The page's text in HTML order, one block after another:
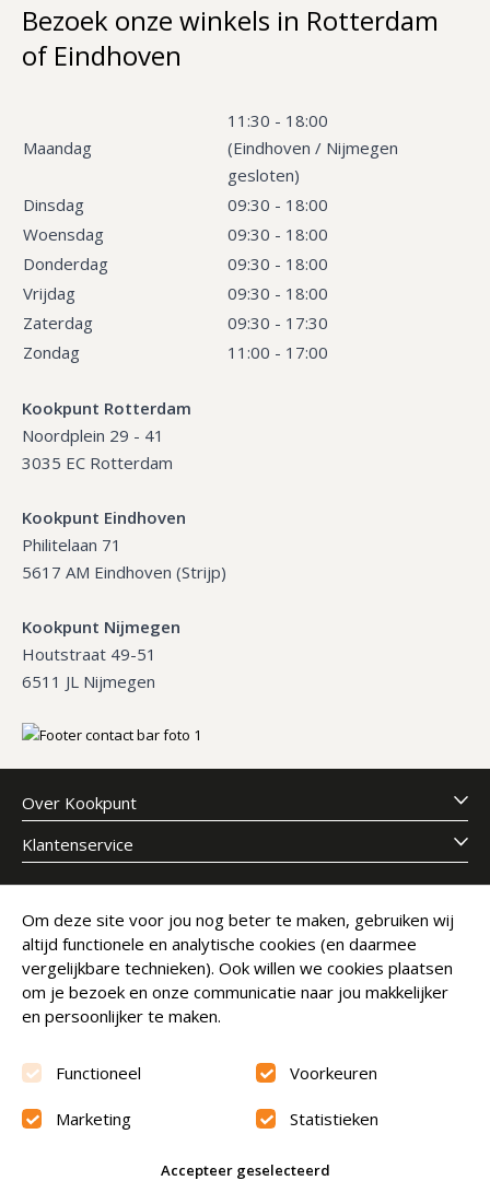
Bezoek onze winkels in Rotterdam
of Eindhoven
Maandag
11:30 - 18:00
(Eindhoven / Nijmegen
gesloten)
Dinsdag
09:30 - 18:00
Woensdag
09:30 - 18:00
Donderdag
09:30 - 18:00
Vrijdag
09:30 - 18:00
Zaterdag
09:30 - 17:30
Zondag
11:00 - 17:00
Kookpunt Rotterdam
Noordplein 29 - 41
3035 EC Rotterdam
Kookpunt Eindhoven
Philitelaan 71
5617 AM Eindhoven (Strijp)
Kookpunt Nijmegen
Houtstraat 49-51
6511 JL Nijmegen
Over Kookpunt
Klantenservice
Meld je aan voor onze nieuwsbrief
E-mailadres
Abonneer
Beoordeling9.6
Om deze site voor jou nog beter te maken, gebruiken wij
altijd functionele en analytische cookies (en daarmee
vergelijkbare technieken). Ook willen we cookies plaatsen
om je bezoek en onze communicatie naar jou makkelijker
en persoonlijker te maken.
Functioneel Voorkeuren
Marketing Statistieken
Accepteer geselecteerd